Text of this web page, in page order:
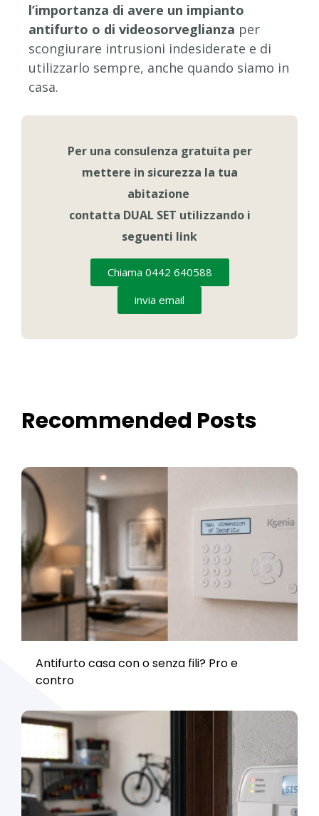
l’importanza di avere un impianto
antifurto o di videosorveglianza per
scongiurare intrusioni indesiderate e di
utilizzarlo sempre, anche quando siamo in
casa.
Per una consulenza gratuita per
mettere in sicurezza la tua
abitazione
contatta DUAL SET utilizzando i
seguenti link
Chiama 0442 640588
invia email
Recommended Posts
Antifurto casa con o senza fili? Pro e
contro